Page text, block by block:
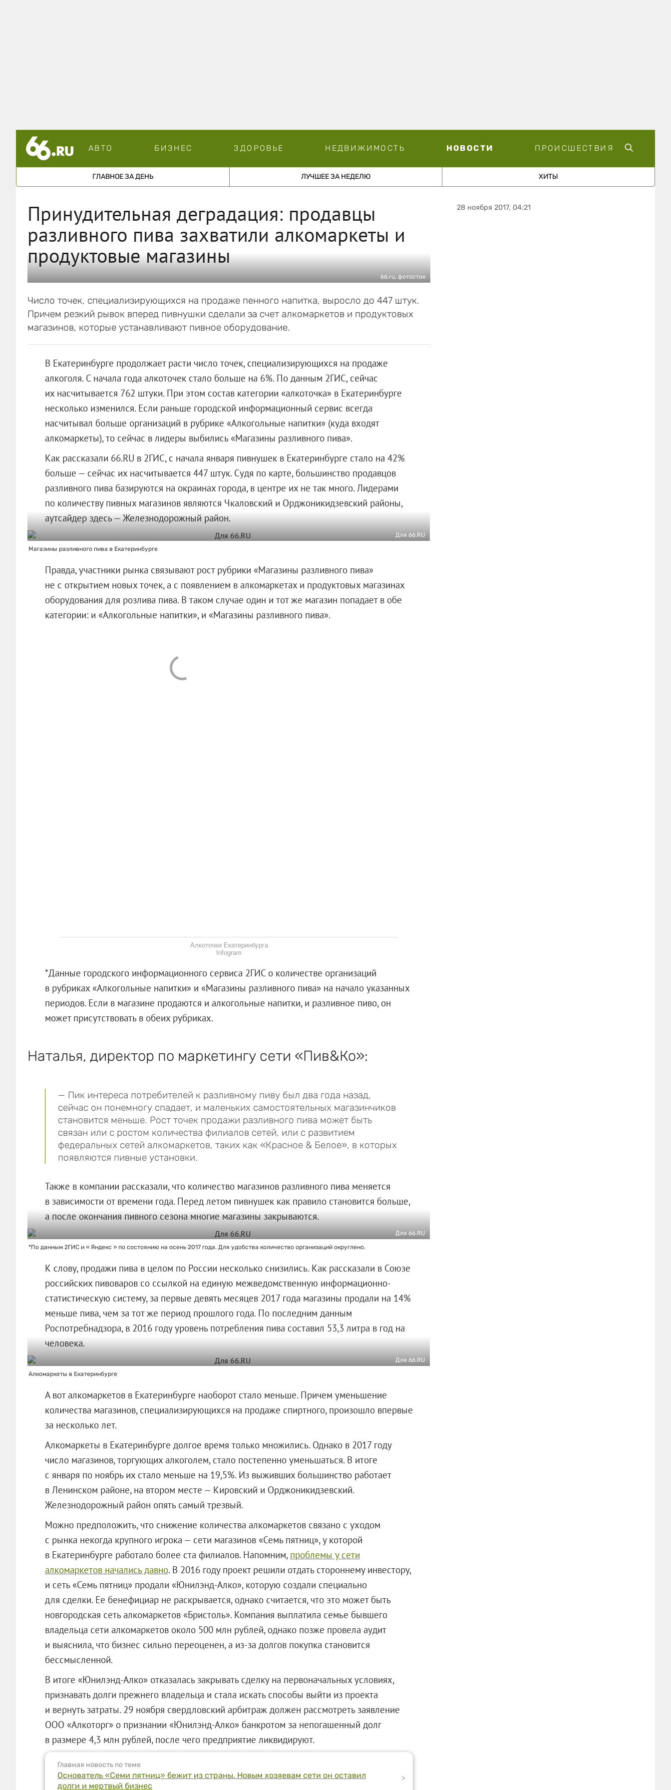
АВТО БИЗНЕС ЗДОРОВЬЕ НЕДВИЖИМОСТЬ НОВОСТИ ПРОИСШЕСТВИЯ
ГЛАВНОЕ ЗА ДЕНЬ ЛУЧШЕЕ ЗА НЕДЕЛЮ ХИТЫ
Принудительная деградация: продавцы
разливного пива захватили алкомаркеты и
продуктовые магазины
66.ru, фотосток
Число точек, специализирующихся на продаже пенного напитка, выросло до 447 штук.
Причем резкий рывок вперед пивнушки сделали за счет алкомаркетов и продуктовых
магазинов, которые устанавливают пивное оборудование.
В Екатеринбурге продолжает расти число точек, специализирующихся на продаже
алкоголя. С начала года алкоточек стало больше на 6%. По данным 2ГИС, сейчас
их насчитывается 762 штуки. При этом состав категории «алкоточка» в Екатеринбурге
несколько изменился. Если раньше городской информационный сервис всегда
насчитывал больше организаций в рубрике «Алкогольные напитки» (куда входят
алкомаркеты), то сейчас в лидеры выбились «Магазины разливного пива».
Как рассказали 66.RU в 2ГИС, с начала января пивнушек в Екатеринбурге стало на 42%
больше — сейчас их насчитывается 447 штук. Судя по карте, большинство продавцов
разливного пива базируются на окраинах города, в центре их не так много. Лидерами
по количеству пивных магазинов являются Чкаловский и Орджоникидзевский районы,
аутсайдер здесь — Железнодорожный район.
Для 66.RU
Магазины разливного пива в Екатеринбурге
Правда, участники рынка связывают рост рубрики «Магазины разливного пива»
не с открытием новых точек, а с появлением в алкомаркетах и продуктовых магазинах
оборудования для розлива пива. В таком случае один и тот же магазин попадает в обе
категории: и «Алкогольные напитки», и «Магазины разливного пива».
Алкоточки Екатеринбурга
Infogram
*Данные городского информационного сервиса 2ГИС о количестве организаций
в рубриках «Алкогольные напитки» и «Магазины разливного пива» на начало указанных
периодов. Если в магазине продаются и алкогольные напитки, и разливное пиво, он
может присутствовать в обеих рубриках.
Наталья, директор по маркетингу сети «Пив&Ко»:
— Пик интереса потребителей к разливному пиву был два года назад,
сейчас он понемногу спадает, и маленьких самостоятельных магазинчиков
становится меньше. Рост точек продажи разливного пива может быть
связан или с ростом количества филиалов сетей, или с развитием
федеральных сетей алкомаркетов, таких как «Красное & Белое», в которых
появляются пивные установки.
Также в компании рассказали, что количество магазинов разливного пива меняется
в зависимости от времени года. Перед летом пивнушек как правило становится больше,
а после окончания пивного сезона многие магазины закрываются.
Для 66.RU
*По данным 2ГИС и « Яндекс » по состоянию на осень 2017 года. Для удобства количество организаций округлено.
К слову, продажи пива в целом по России несколько снизились. Как рассказали в Союзе
российских пивоваров со ссылкой на единую межведомственную информационно-
статистическую систему, за первые девять месяцев 2017 года магазины продали на 14%
меньше пива, чем за тот же период прошлого года. По последним данным
Роспотребнадзора, в 2016 году уровень потребления пива составил 53,3 литра в год на
человека.
Для 66.RU
Алкомаркеты в Екатеринбурге
А вот алкомаркетов в Екатеринбурге наоборот стало меньше. Причем уменьшение
количества магазинов, специализирующихся на продаже спиртного, произошло впервые
за несколько лет.
Алкомаркеты в Екатеринбурге долгое время только множились. Однако в 2017 году
число магазинов, торгующих алкоголем, стало постепенно уменьшаться. В итоге
с января по ноябрь их стало меньше на 19,5%. Из выживших большинство работает
в Ленинском районе, на втором месте — Кировский и Орджоникидзевский.
Железнодорожный район опять самый трезвый.
Можно предположить, что снижение количества алкомаркетов связано с уходом
с рынка некогда крупного игрока — сети магазинов «Семь пятниц», у которой
в Екатеринбурге работало более ста филиалов. Напомним, проблемы у сети
алкомаркетов начались давно. В 2016 году проект решили отдать стороннему инвестору,
и сеть «Семь пятниц» продали «Юнилэнд-Алко», которую создали специально
для сделки. Ее бенефициар не раскрывается, однако считается, что это может быть
новгородская сеть алкомаркетов «Бристоль». Компания выплатила семье бывшего
владельца сети алкомаркетов около 500 млн рублей, однако позже провела аудит
и выяснила, что бизнес сильно переоценен, а из-за долгов покупка становится
бессмысленной.
В итоге «Юнилэнд-Алко» отказалась закрывать сделку на первоначальных условиях,
признавать долги прежнего владельца и стала искать способы выйти из проекта
и вернуть затраты. 29 ноября свердловский арбитраж должен рассмотреть заявление
ООО «Алкоторг»о признании «Юнилэнд-Алко» банкротом за непогашенный долг
в размере 4,3 млн рублей, после чего предприятие ликвидируют.
Главная новость по теме
Основатель «Семи пятниц» бежит из страны. Новым хозяевам сети он оставил
долги и мертвый бизнес
>
28 ноября 2017, 04:21